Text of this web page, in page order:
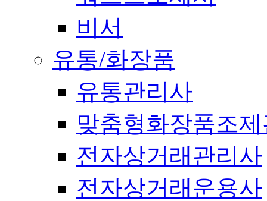
비서
유통/화장품
유통관리사
맞춤형화장품조
전자상거래관리사
전자상거래운용사